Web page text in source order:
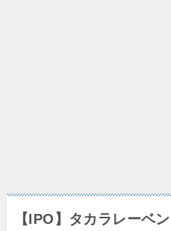
【IPO】タカラレーベ